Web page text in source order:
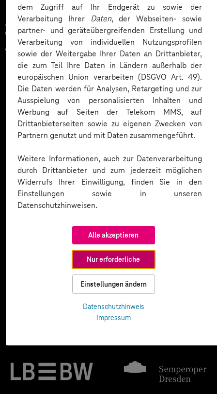
dem Zugriff auf Ihr Endgerät zu sowie der
Verarbeitung Ihrer Daten, der Webseiten- sowie
partner- und geräteübergreifenden Erstellung und
Verarbeitung von individuellen Nutzungsprofilen
sowie der Weitergabe Ihrer Daten an Drittanbieter,
die zum Teil Ihre Daten in Ländern außerhalb der
europäischen Union verarbeiten (DSGVO Art. 49).
Die Daten werden für Analysen, Retargeting und zur
Ausspielung von personalisierten Inhalten und
Werbung auf Seiten der Telekom MMS, auf
Drittanbieterseiten sowie zu eigenen Zwecken von
Partnern genutzt und mit Daten zusammengeführt.
Weitere Informationen, auch zur Datenverarbeitung
durch Drittanbieter und zum jederzeit möglichen
Widerrufs Ihrer Einwilligung, finden Sie in den
Einstellungen sowie in unseren
Datenschutzhinweisen.
Alle akzeptieren
Nur erforderliche
Einstellungen ändern
Datenschutzhinweis
Impressum
Zahlreiche Unternehmen
vertrauen auf unsere
Expertise. Hier eine Auswahl: